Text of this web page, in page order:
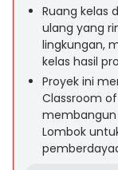
Ruang kelas
ulang yang
lingkungan,
kelas hasil
Proyek ini
Classroom
membangun
Lombok